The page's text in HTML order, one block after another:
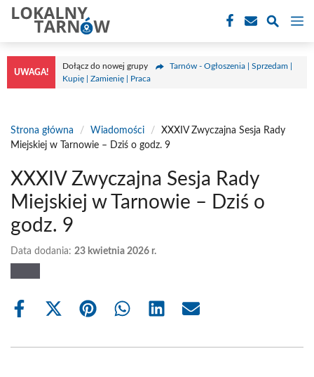
Przejdź
treści
UWAGA!
Dołącz do nowej grupy
Tarnów - Ogłoszenia | Sprzedam |
Kupię | Zamienię | Praca
Strona główna / Wiadomości /
XXXIV Zwyczajna Sesja Rady
Miejskiej w Tarnowie – Dziś o godz. 9
XXXIV Zwyczajna Sesja Rady
Miejskiej w Tarnowie – Dziś o
godz. 9
Data dodania: 23 kwietnia 2026 r.
Share
Share
(Twitter)
Share Share Share Share